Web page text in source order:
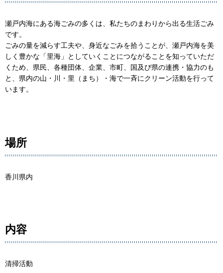
瀬戸内海にある海ごみの多くは、私たちのまわりから出る生活ごみ
です。
ごみの量を減らす工夫や、身近なごみを拾うことが、瀬戸内海を美
しく豊かな「里海」としていくことにつながることを知っていただ
くため、県民、各種団体、企業、市町、国及び県の連携・協力のも
と、県内の山・川・里（まち）・海で一斉にクリーン活動を行って
います。
場所
香川県内
内容
清掃活動